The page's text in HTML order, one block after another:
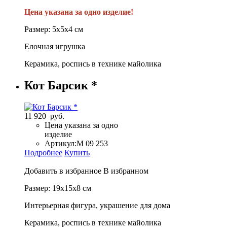
Цена указана за одно изделие!
Размер: 5х5х4 см
Елочная игрушка
Керамика, роспись в технике майолика
Кот Барсик *
11 920 руб.
Цена указана за одно
изделие
Артикул:М 09 253
Подробнее Купить
Добавить в избранное В избранном
Размер: 19х15х8 см
Интерьерная фигура, украшение для дома
Керамика, роспись в технике майолика